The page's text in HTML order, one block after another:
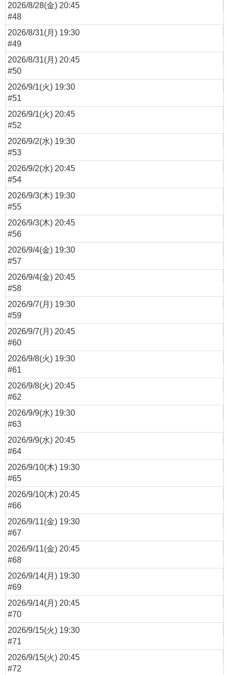
2026/8/28(金) 20:45
#48
2026/8/31(月) 19:30
#49
2026/8/31(月) 20:45
#50
2026/9/1(火) 19:30
#51
2026/9/1(火) 20:45
#52
2026/9/2(水) 19:30
#53
2026/9/2(水) 20:45
#54
2026/9/3(木) 19:30
#55
2026/9/3(木) 20:45
#56
2026/9/4(金) 19:30
#57
2026/9/4(金) 20:45
#58
2026/9/7(月) 19:30
#59
2026/9/7(月) 20:45
#60
2026/9/8(火) 19:30
#61
2026/9/8(火) 20:45
#62
2026/9/9(水) 19:30
#63
2026/9/9(水) 20:45
#64
2026/9/10(木) 19:30
#65
2026/9/10(木) 20:45
#66
2026/9/11(金) 19:30
#67
2026/9/11(金) 20:45
#68
2026/9/14(月) 19:30
#69
2026/9/14(月) 20:45
#70
2026/9/15(火) 19:30
#71
2026/9/15(火) 20:45
#72